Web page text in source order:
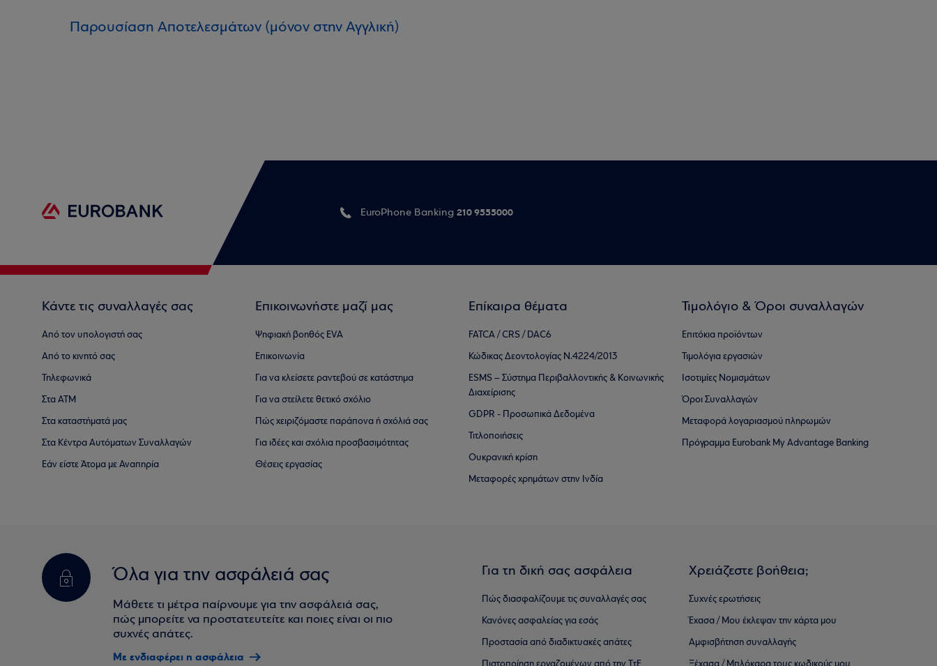
Παρουσίαση Αποτελεσμάτων (μόνον στην Αγγλική)
EuroPhone Banking 210 9555000
Κάντε τις συναλλαγές σας
Από τον υπολογιστή σας
Από το κινητό σας
Τηλεφωνικά
Στα ΑΤΜ
Στα καταστήματά μας
Στα Κέντρα Αυτόματων Συναλλαγών
Εάν είστε Άτομα με Αναπηρία
Επικοινωνήστε μαζί μας
Ψηφιακή βοηθός EVA
Επικοινωνία
Για να κλείσετε ραντεβού σε κατάστημα
Για να στείλετε θετικό σχόλιο
Πώς χειριζόμαστε παράπονα ή σχόλιά σας
Για ιδέες και σχόλια προσβασιμότητας
Θέσεις εργασίας
Επίκαιρα θέματα
FATCA / CRS / DAC6
Κώδικας Δεοντολογίας Ν.4224/2013
ESMS – Σύστημα Περιβαλλοντικής & Κοινωνικής
Διαχείρισης
GDPR - Προσωπικά Δεδομένα
Τιτλοποιήσεις
Ουκρανική κρίση
Μεταφορές χρημάτων στην Ινδία
Τιμολόγιο & Όροι συναλλαγών
Επιτόκια προϊόντων
Τιμολόγια εργασιών
Ισοτιμίες Νομισμάτων
Όροι Συναλλαγών
Μεταφορά λογαριασμού πληρωμών
Πρόγραμμα Eurobank My Advantage Banking
Όλα για την ασφάλειά σας
Μάθετε τι μέτρα παίρνουμε για την ασφάλειά σας,
πώς μπορείτε να προστατευτείτε και ποιες είναι οι πιο
συχνές απάτες.
Με ενδιαφέρει η ασφάλεια
Για τη δική σας ασφάλεια
Πώς διασφαλίζουμε τις συναλλαγές σας
Κανόνες ασφαλείας για εσάς
Προστασία από διαδικτυακές απάτες
Χρειάζεστε βοήθεια;
Συχνές ερωτήσεις
Έχασα / Μου έκλεψαν την κάρτα μου
Αμφισβήτηση συναλλαγής